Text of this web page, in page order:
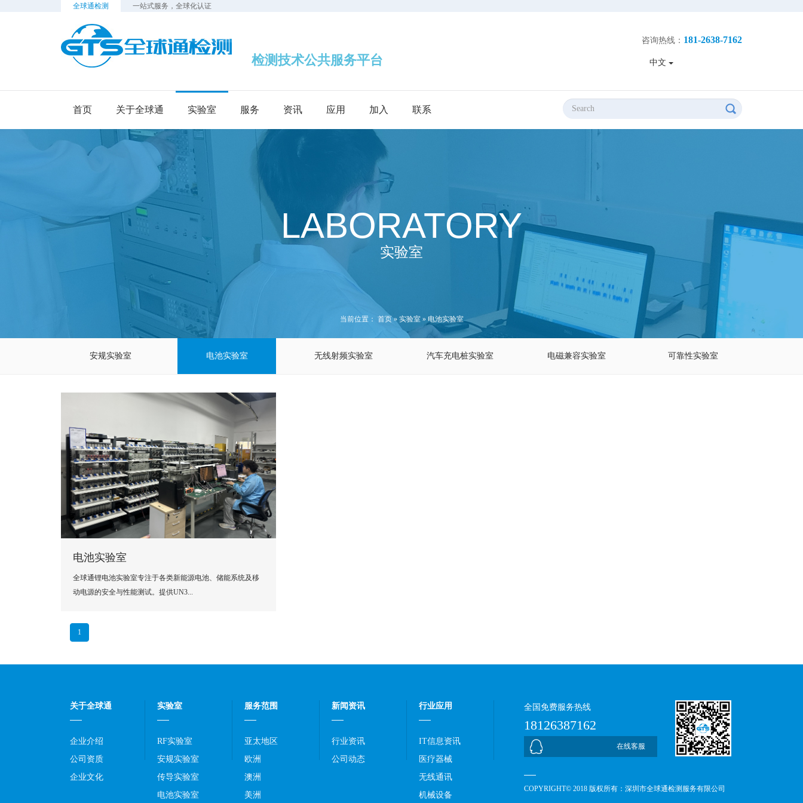
全球通检测 一站式服务，全球化认证
检测技术公共服务平台
咨询热线： 181-2638-7162
中文
首页 关于全球通 实验室 服务 资讯 应用 加入 联系
LABORATORY
实验室
当前位置： 首页» 实验室» 电池实验室
安规实验室 电池实验室 无线射频实验室 汽车充电桩实验室 电磁兼容实验室 可靠性实验室
电池实验室
全球通锂电池实验室专注于各类新能源电池、储能系统及移
动电源的安全与性能测试。提供UN3...
1
关于全球通
企业介绍
公司资质
企业文化
实验室
RF实验室
安规实验室
传导实验室
电池实验室
服务范围
亚太地区
欧洲
澳洲
美洲
新闻资讯
行业资讯
公司动态
行业应用
IT信息资讯
医疗器械
无线通讯
机械设备
全国免费服务热线
18126387162
在线客服
COPYRIGHT© 2018 版权所有：深圳市全球通检测服务有限公司